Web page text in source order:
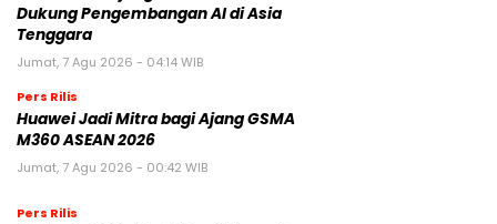
Dukung Pengembangan AI di Asia
Tenggara
Jumat, 7 Agu 2026 - 04:14 WIB
Pers Rilis
Huawei Jadi Mitra bagi Ajang GSMA
M360 ASEAN 2026
Jumat, 7 Agu 2026 - 00:42 WIB
Pers Rilis